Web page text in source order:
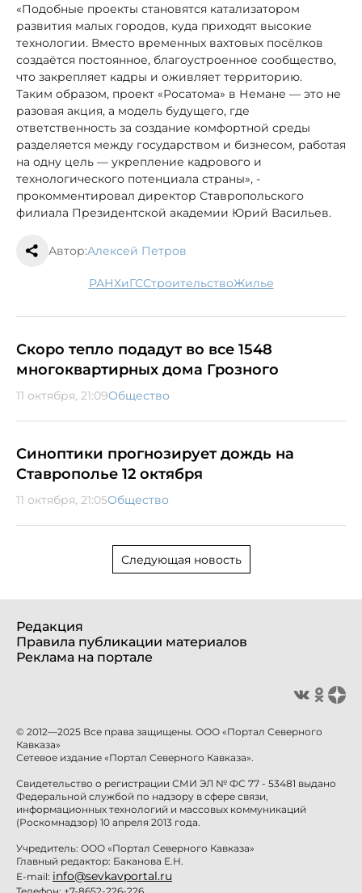
«Подобные проекты становятся катализатором
развития малых городов, куда приходят высокие
технологии. Вместо временных вахтовых посёлков
создаётся постоянное, благоустроенное сообщество,
что закрепляет кадры и оживляет территорию.
Таким образом, проект «Росатома» в Немане — это не
разовая акция, а модель будущего, где
ответственность за создание комфортной среды
разделяется между государством и бизнесом, работая
на одну цель — укрепление кадрового и
технологического потенциала страны», -
прокомментировал директор Ставропольского
филиала Президентской академии Юрий Васильев.
Автор:Алексей Петров
РАНХиГС строительство жилье
Скоро тепло подадут во все 1548
многоквартирных дома Грозного
11 октября, 21:09Общество
Синоптики прогнозирует дождь на
Ставрополье 12 октября
11 октября, 21:05Общество
Следующая новость
Редакция
Правила публикации материалов
Реклама на портале
© 2012—2025 Все права защищены. ООО «Портал Северного
Кавказа»
Сетевое издание «Портал Северного Кавказа».
Свидетельство о регистрации СМИ ЭЛ № ФС 77 - 53481 выдано
Федеральной службой по надзору в сфере связи,
информационных технологий и массовых коммуникаций
(Роскомнадзор) 10 апреля 2013 года.
Учредитель: ООО «Портал Северного Кавказа»
Главный редактор: Баканова Е.Н.
E-mail: info@sevkavportal.ru